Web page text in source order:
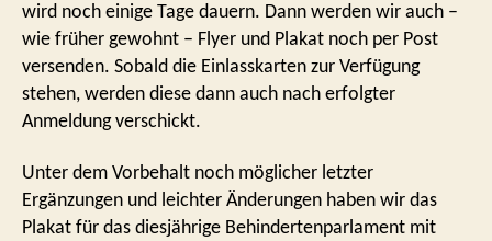
wird noch einige Tage dauern. Dann werden wir auch –
wie früher gewohnt – Flyer und Plakat noch per Post
versenden. Sobald die Einlasskarten zur Verfügung
stehen, werden diese dann auch nach erfolgter
Anmeldung verschickt.
Unter dem Vorbehalt noch möglicher letzter
Ergänzungen und leichter Änderungen haben wir das
Plakat für das diesjährige Behindertenparlament mit